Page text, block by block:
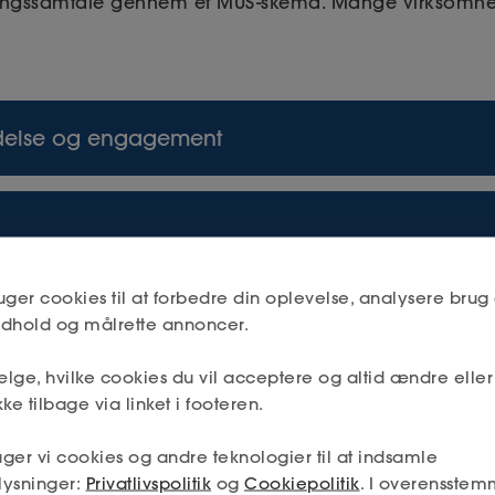
og engagement
får mulighed for at forberede sig til samtalen, øger
- husk at udlevere skemaet i god tid.
til selvrefleksion. Vedkommende bliver derfor
hvilket kan hjælpe dem med at identificere egne
mål for eventuelle fremtidige
forventninger
skaber dine medarbejdere klarhed omkring
og give retning til nye eller flere arbejdsopgaver
skema, sikrer I, at I har en fælles dagsorden og
cookies til at forbedre din oplevelse, analysere brug
og målrette annoncer.
hvilke cookies du vil acceptere og altid ændre
tilbage via linket i footeren.
vi cookies og andre teknologier til at indsamle
Privatlivspolitik og Cookiepolitik. I